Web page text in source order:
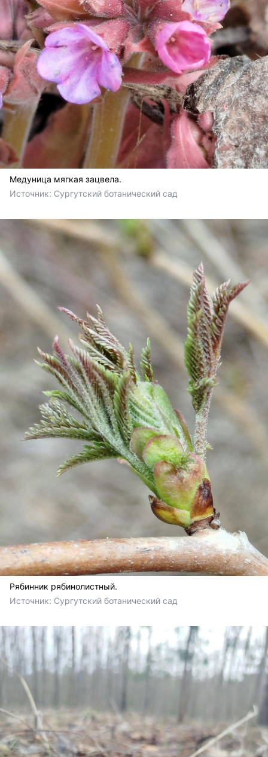
Медуница мягкая зацвела.
Источник: Сургутский ботанический сад
Рябинник рябинолистный.
Источник: Сургутский ботанический сад